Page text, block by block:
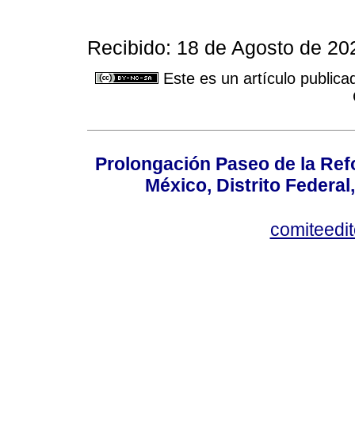
Recibido: 18 de Agosto de
Este es un artículo
Prolongación Paseo de la
México, Distrito